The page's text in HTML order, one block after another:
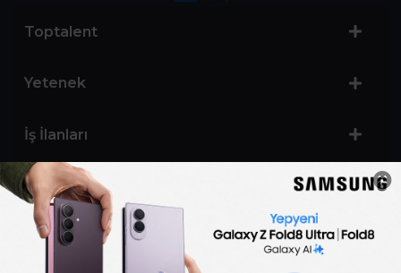
Toptalent
Yetenek
İş İlanları
Sertifika Programları
Yetenek Testleri